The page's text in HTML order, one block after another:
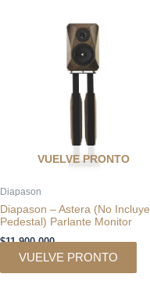
VUELVE PRONTO
Diapason
Diapason – Astera (No Incluye
Pedestal) Parlante Monitor
$11.900.000
VUELVE PRONTO